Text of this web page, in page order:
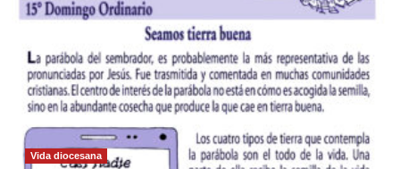
Vida diocesana